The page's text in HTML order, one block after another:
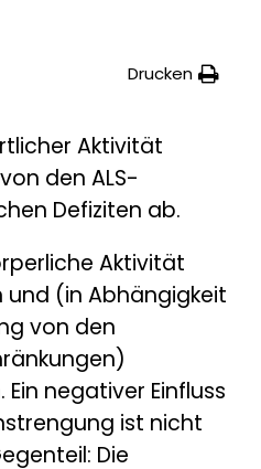
Drucken
Aktivität
den ALS-
Defiziten ab.
Aktivität
(in Abhängigkeit
von den
negativer Einfluss
ist nicht
Die